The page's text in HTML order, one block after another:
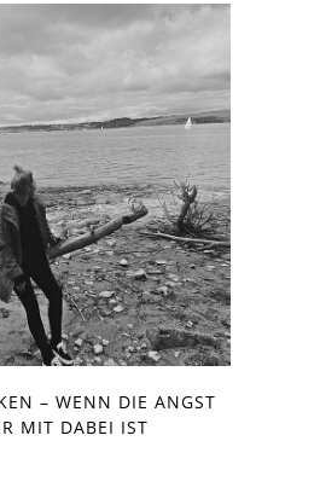
– WENN DIE ANGST
MIT DABEI IST